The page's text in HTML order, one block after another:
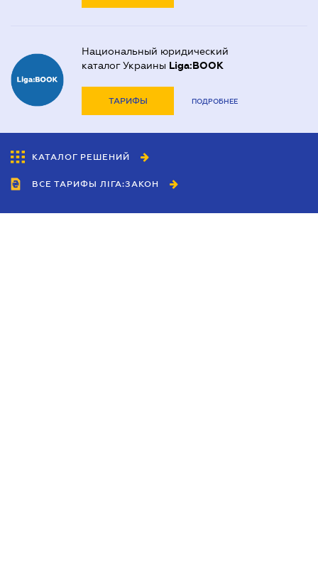
Национальный юридический
каталог Украины Liga:BOOK
ТАРИФЫ ПОДРОБНЕЕ
КАТАЛОГ РЕШЕНИЙ
ВСЕ ТАРИФЫ ЛІГА:ЗАКОН